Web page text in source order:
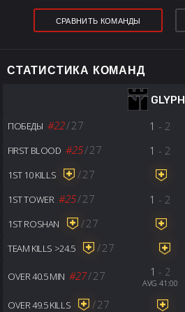
СРАВНИТЬ КОМАНДЫ
СТАТИСТИКА КОМАНД
GLYPH
ПОБЕДЫ #22/27 1 - 2
FIRST BLOOD #25/27 1 - 2
1ST 10 KILLS /27
1ST TOWER #25/27 1 - 2
1ST ROSHAN /27
TEAM KILLS >24.5 /27
OVER 40.5 MIN #27/27 1 - 2
AVG 41:00
OVER 49.5 KILLS /27